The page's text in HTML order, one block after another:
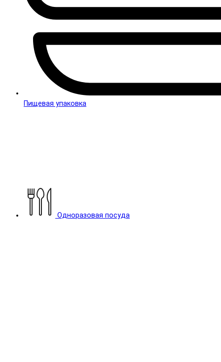
Пищевая упаковка
Одноразовая посуда